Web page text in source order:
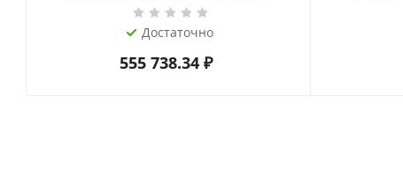
Достаточно
555 738.34₽